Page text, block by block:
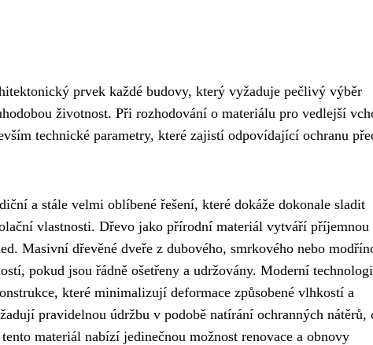
prvek každé budovy, který vyžaduje pečlivý výběr
životnost. Při rozhodování o materiálu pro vedlejší
technické parametry, které zajistí odpovídající ochranu
a stále velmi oblíbené řešení, které dokáže dokonale sladit
vlastnosti. Dřevo jako přírodní materiál vytváří příjemnou
Masivní dřevěné dveře z dubového, smrkového nebo
pokud jsou řádně ošetřeny a udržovány. Moderní
které minimalizují deformace způsobené vlhkostí a
pravidelnou údržbu v podobě natírání ochranných nátěrů,
materiál nabízí jedinečnou možnost renovace a obnovy